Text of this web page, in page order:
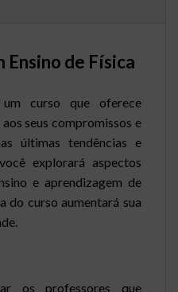
Ensino de Física
curso que oferece
seus compromissos e
últimas tendências e
explorará aspectos
e aprendizagem de
do curso aumentará sua
os professores que